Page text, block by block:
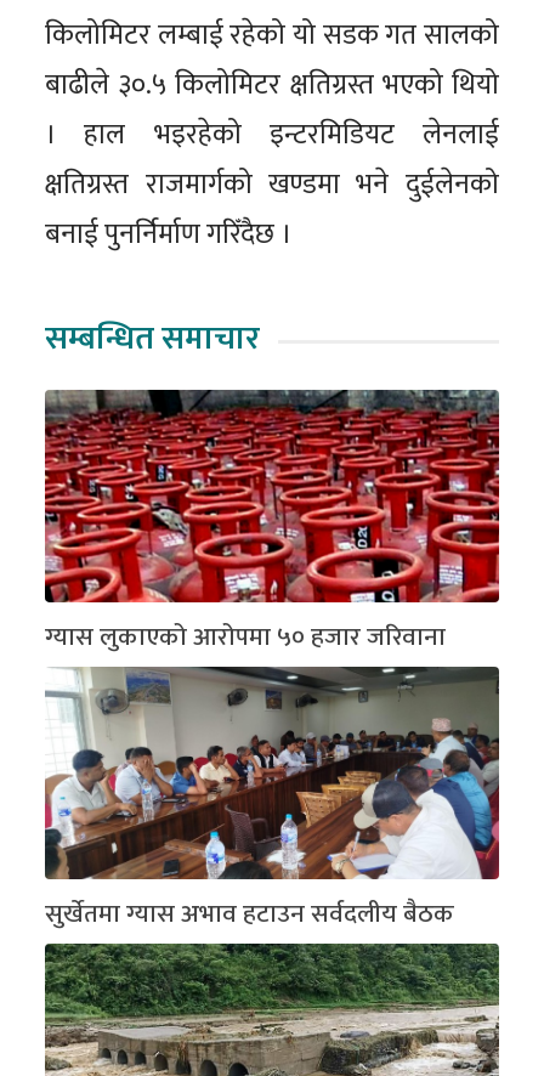
किलोमिटर लम्बाई रहेको यो सडक गत सालको
बाढीले ३०.५ किलोमिटर क्षतिग्रस्त भएको थियो
। हाल भइरहेको इन्टरमिडियट लेनलाई
क्षतिग्रस्त राजमार्गको खण्डमा भने दुईलेनको
बनाई पुनर्निर्माण गरिँदैछ ।
सम्बन्धित समाचार
ग्यास लुकाएको आरोपमा ५० हजार जरिवाना
सुर्खेतमा ग्यास अभाव हटाउन सर्वदलीय बैठक